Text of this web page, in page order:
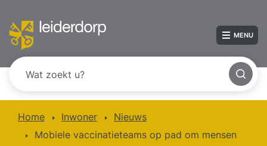
MENU
Home Inwoner
Nieuws
Mobiele vaccinatieteams op pad om mensen